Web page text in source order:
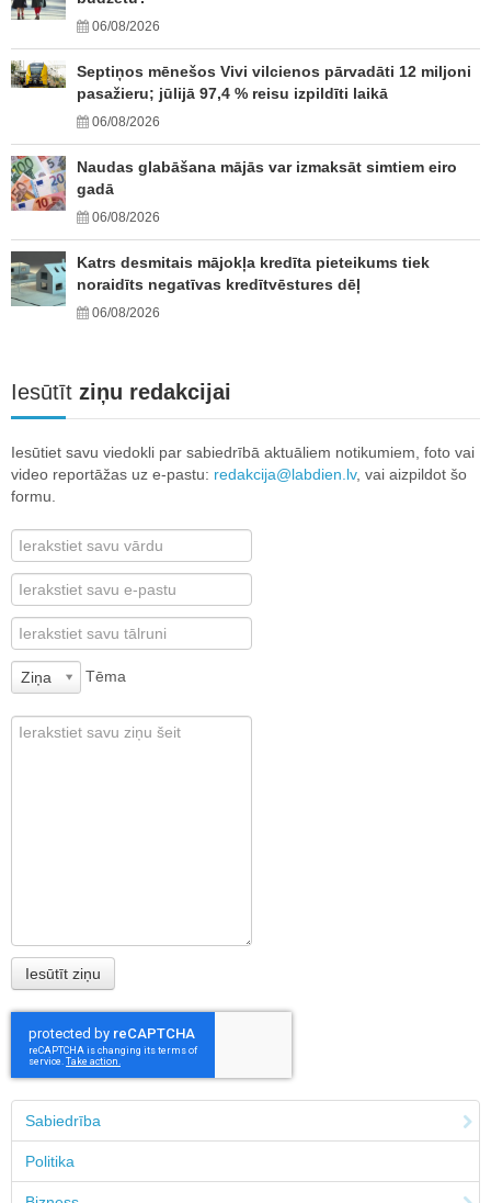
06/08/2026
Septiņos mēnešos Vivi vilcienos pārvadāti 12 miljoni
pasažieru; jūlijā 97,4 % reisu izpildīti laikā
06/08/2026
Naudas glabāšana mājās var izmaksāt simtiem eiro
gadā
06/08/2026
Katrs desmitais mājokļa kredīta pieteikums tiek
noraidīts negatīvas kredītvēstures dēļ
06/08/2026
Iesūtīt ziņu redakcijai
Iesūtiet savu viedokli par sabiedrībā aktuāliem notikumiem, foto vai
video reportāžas uz e-pastu: redakcija@labdien.lv, vai aizpildot šo
formu.
Ziņa Tēma
Sabiedrība
Politika